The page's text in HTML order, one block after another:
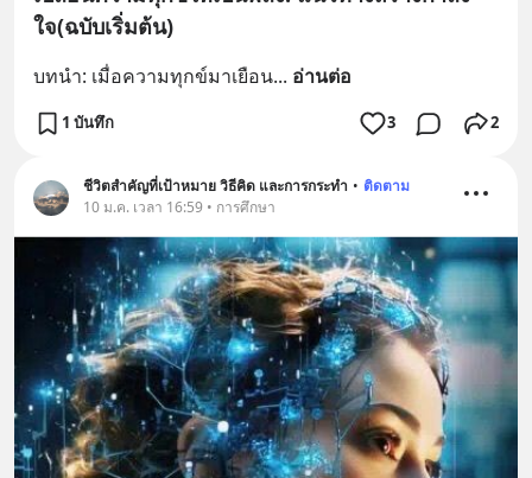
ใจ(ฉบับเริ่มต้น)
บทนำ: เมื่อความทุกข์มาเยือน... อ่านต่อ
1 บันทึก 3 2
ชีวิตสำคัญที่เป้าหมาย วิธีคิด และการกระทำ • ติดตาม
10 ม.ค. เวลา 16:59 • การศึกษา